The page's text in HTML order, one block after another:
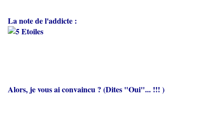
La note de l'addicte :
Alors, je vous ai convaincu ? (Dites "Oui"... !!! )